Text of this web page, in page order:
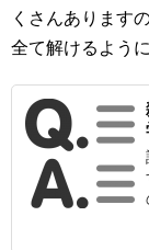
くさんあります
全て解けるよう